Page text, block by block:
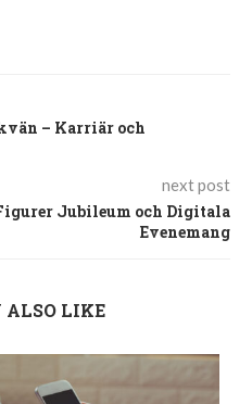
– Karriär och
next post
Jubileum och Digitala
Evenemang
ALSO LIKE